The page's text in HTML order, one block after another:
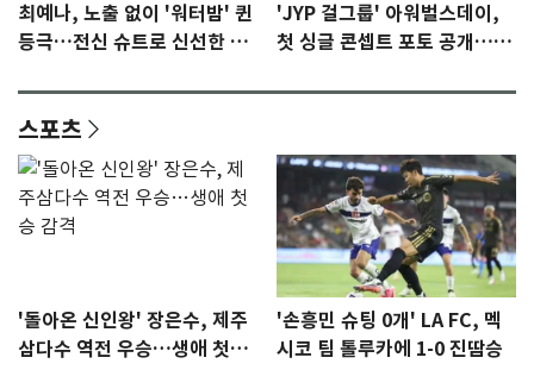
최예나, 노출 없이 '워터밤' 퀸
등극…전신 슈트로 신선한 충
'JYP 걸그룹' 아워벌스데이,
첫 싱글 콘셉트 포토 공개…청
스포츠
'돌아온 신인왕' 장은수, 제주
삼다수 역전 우승…생애 첫승
'손흥민 슈팅 0개' LA FC, 멕
시코 팀 톨루카에 1-0 진땀승